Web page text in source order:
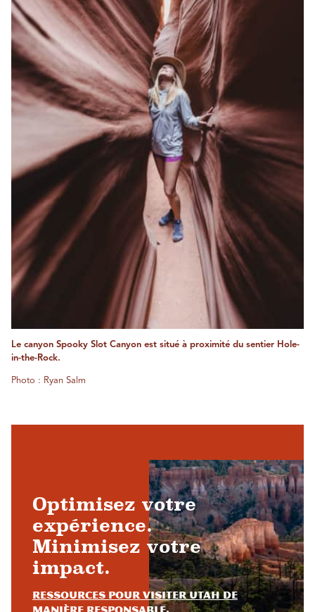
Le canyon Spooky Slot Canyon est situé à proximité du sentier Hole-
in-the-Rock.
Photo : Ryan Salm
Optimisez votre
expérience.
Minimisez votre
impact.
Ressources pour visiter Utah de